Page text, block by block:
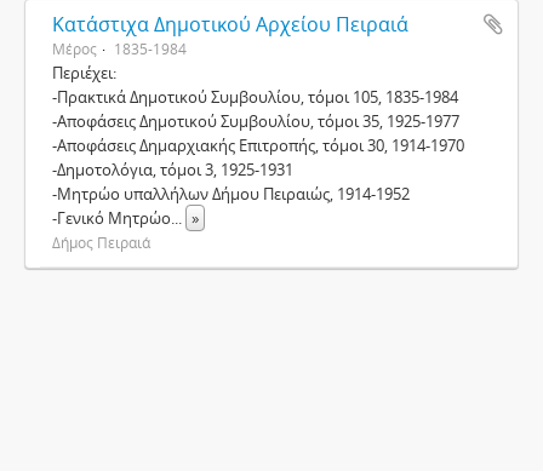
Κατάστιχα Δημοτικού Αρχείου Πειραιά
Μέρος 1835-1984
Περιέχει:
-Πρακτικά Δημοτικού Συμβουλίου, τόμοι 105, 1835-1984
-Αποφάσεις Δημοτικού Συμβουλίου, τόμοι 35, 1925-1977
-Αποφάσεις Δημαρχιακής Επιτροπής, τόμοι 30, 1914-1970
-Δημοτολόγια, τόμοι 3, 1925-1931
-Μητρώο υπαλλήλων Δήμου Πειραιώς, 1914-1952
-Γενικό Μητρώο... »
Δήμος Πειραιά